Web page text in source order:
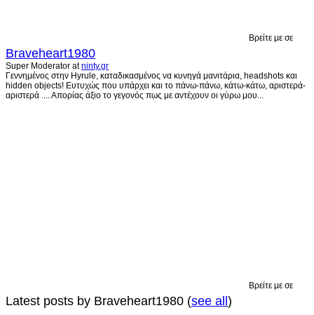
Βρείτε με σε
Braveheart1980
Super Moderator atninty.gr
Γεννημένος στην Hyrule, καταδικασμένος να κυνηγά μανιτάρια, headshots και
hidden objects! Ευτυχώς που υπάρχει και το πάνω-πάνω, κάτω-κάτω, αριστερά-
αριστερά .... Απορίας άξιο το γεγονός πως με αντέχουν οι γύρω μου...
Βρείτε με σε
Latest posts by Braveheart1980 (see all)